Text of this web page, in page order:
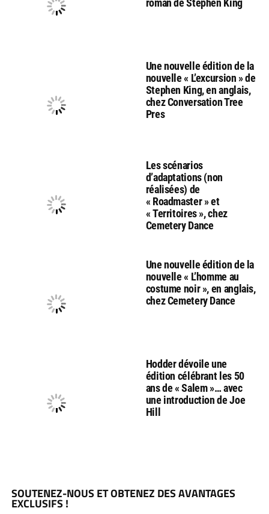
roman de Stephen King
Une nouvelle édition de la
nouvelle « L’excursion » de
Stephen King, en anglais,
chez Conversation Tree
Pres
Les scénarios
d’adaptations (non
réalisées) de
« Roadmaster » et
« Territoires », chez
Cemetery Dance
Une nouvelle édition de la
nouvelle « L’homme au
costume noir », en anglais,
chez Cemetery Dance
Hodder dévoile une
édition célébrant les 50
ans de « Salem »… avec
une introduction de Joe
Hill
SOUTENEZ-NOUS ET OBTENEZ DES AVANTAGES
EXCLUSIFS !